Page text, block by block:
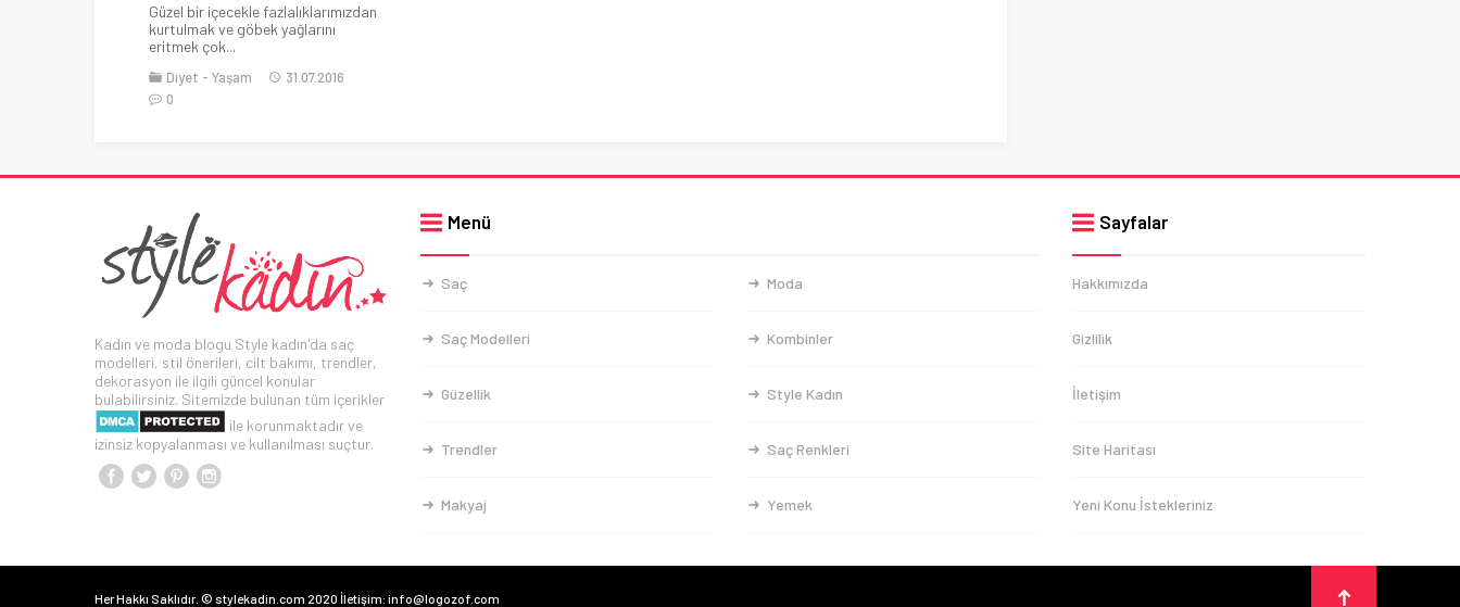
Güzel bir içecekle fazlalıklarımızdan
kurtulmak ve göbek yağlarını
eritmek çok...
Diyet Yaşam
31.07.2016
0
Kadın ve moda blogu Style kadın'da saç
modelleri, stil önerileri, cilt bakımı, trendler,
dekorasyon ile ilgili güncel konular
bulabilirsiniz. Sitemizde bulunan tüm içerikler
ile korunmaktadır ve
izinsiz kopyalanması ve kullanılması suçtur.
Menü
Saç Moda
Saç Modelleri Kombinler
Güzellik Style Kadın
Trendler Saç Renkleri
Makyaj Yemek
Sayfalar
Hakkımızda
Gizlilik
İletişim
Site Haritası
Yeni Konu İstekleriniz
Her Hakkı Saklıdır. © stylekadin.com 2020 İletişim: info@logozof.com